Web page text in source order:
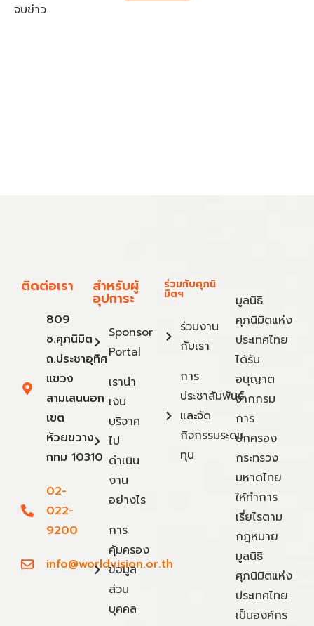
จบข่าว
ติดต่อเรา
809
ซ.ศุภนิมิต
ถ.ประชาอุทิศ
แขวง
สามเสนนอก
เขต
ห้วยขวาง
กทม 10310
02-
022-
9200
info@worldvision.or.th
สำหรับผู้
อุปการะ
Sponsor
Portal
เรานำ
เงิน
บริจาค
ไป
ดำเนิน
งาน
อย่างไร
การ
คุ้มครอง
ข้อมูล
ส่วน
บุคคล
ร่วมกับศุภนิ
มิตฯ
ร่วมงาน
กับเรา
การ
ประชาสัมพันธ์
และจัด
กิจกรรมระดม
ทุน
มูลนิธิ
ศุภนิมิตแห่ง
ประเทศไทย
ได้รับ
อนุญาต
จากกรม
การ
ปกครอง
กระทรวง
มหาดไทย
ให้ทำการ
เรี่ยไรตาม
กฎหมาย
มูลนิธิ
ศุภนิมิตแห่ง
ประเทศไทย
เป็นองค์กร